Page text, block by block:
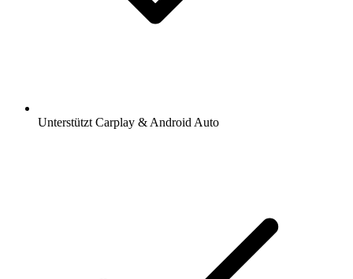
Unterstützt Carplay & Android Auto